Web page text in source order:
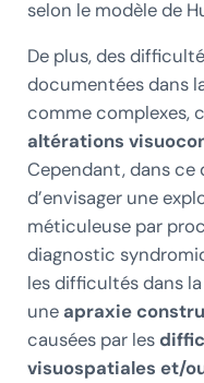
selon le modèle de
De plus, des
documentées dans
comme complexes,
altérations
Cependant, dans ce
d’envisager une
méticuleuse par
diagnostic
les difficultés dans
une apraxie
causées par les
visuospatiales et/